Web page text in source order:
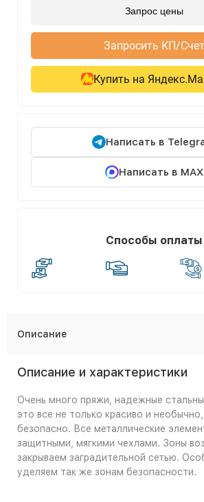
Запрос цены
Запросить КП/Счет
Купить на
Написать в
Написать в MAX
Способы оплаты
Описание
Описание и характеристики
Очень много пряжи, надежные
это все не только красиво и
безопасно. Все металлические
защитными, мягкими чехлами. Зоны
закрываем заградительной сетью.
уделяем так же зонам безопасности.